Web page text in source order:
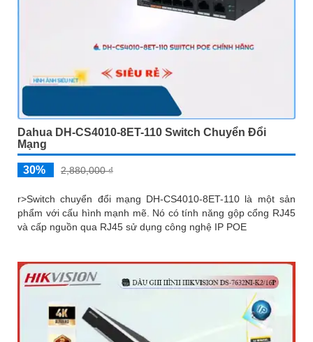
Dahua DH-CS4010-8ET-110 Switch Chuyển Đổi
Mạng
30% 2,880,000 ₫
r>Switch chuyển đổi mạng DH-CS4010-8ET-110 là một sản
phẩm với cấu hình mạnh mẽ. Nó có tính năng gộp cổng RJ45
và cấp nguồn qua RJ45 sử dụng công nghệ IP POE